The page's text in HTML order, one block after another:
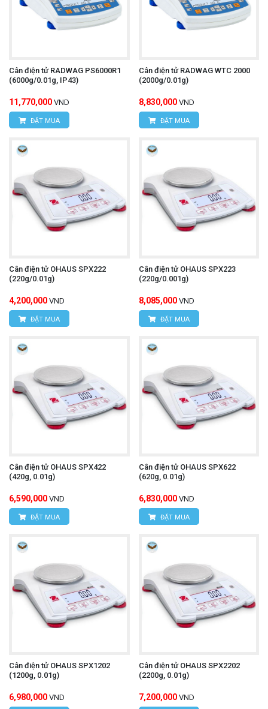
Cân điện tử RADWAG PS6000R1
(6000g/0.01g, IP43)
11,770,000 VND
ĐẶT MUA
Cân điện tử RADWAG WTC 2000
(2000g/0.01g)
8,830,000 VND
ĐẶT MUA
Cân điện tử OHAUS SPX222
(220g/0.01g)
4,200,000 VND
ĐẶT MUA
Cân điện tử OHAUS SPX223
(220g/0.001g)
8,085,000 VND
ĐẶT MUA
Cân điện tử OHAUS SPX422
(420g, 0.01g)
6,590,000 VND
ĐẶT MUA
Cân điện tử OHAUS SPX622
(620g, 0.01g)
6,830,000 VND
ĐẶT MUA
Cân điện tử OHAUS SPX1202
(1200g, 0.01g)
6,980,000 VND
Cân điện tử OHAUS SPX2202
(2200g, 0.01g)
7,200,000 VND